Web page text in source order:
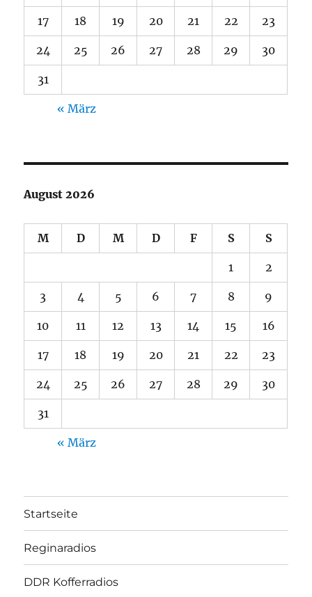
17 18 19 20 21 22 23
24 25 26 27 28 29 30
31
« März
August 2026
M D M D F S S
1 2
3 4 5 6 7 8 9
10 11 12 13 14 15 16
17 18 19 20 21 22 23
24 25 26 27 28 29 30
31
« März
Startseite
Reginaradios
DDR Kofferradios